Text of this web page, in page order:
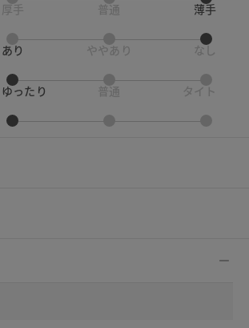
厚手 普通 薄手
あり ややあり なし
ゆったり 普通 タイト